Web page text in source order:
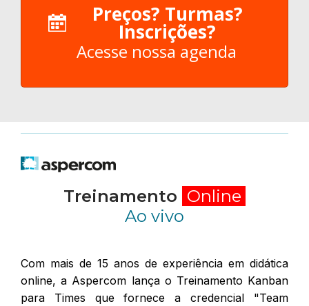
Preços? Turmas?
Inscrições?
Acesse nossa agenda
Treinamento Online
Ao vivo
Com mais de 15 anos de experiência em didática
online, a Aspercom lança o Treinamento Kanban
para Times que fornece a credencial "Team